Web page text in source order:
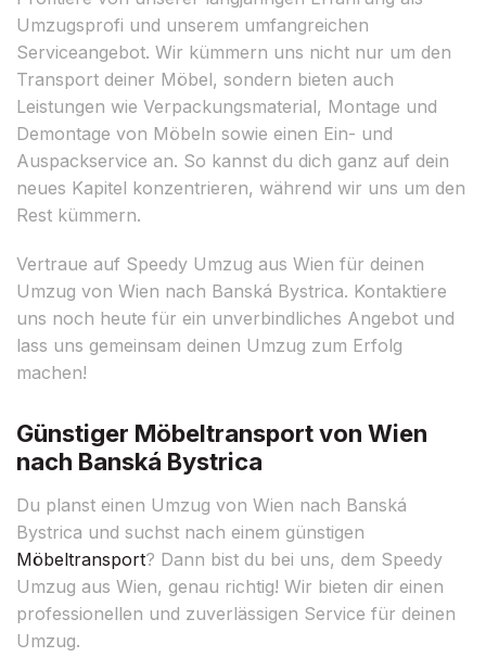
Umzugsprofi und unserem umfangreichen
Serviceangebot. Wir kümmern uns nicht nur um den
Transport deiner Möbel, sondern bieten auch
Leistungen wie Verpackungsmaterial, Montage und
Demontage von Möbeln sowie einen Ein- und
Auspackservice an. So kannst du dich ganz auf dein
neues Kapitel konzentrieren, während wir uns um den
Rest kümmern.
Vertraue auf Speedy Umzug aus Wien für deinen
Umzug von Wien nach Banská Bystrica. Kontaktiere
uns noch heute für ein unverbindliches Angebot und
lass uns gemeinsam deinen Umzug zum Erfolg
machen!
Günstiger Möbeltransport von Wien
nach Banská Bystrica
Du planst einen Umzug von Wien nach Banská
Bystrica und suchst nach einem günstigen
Möbeltransport? Dann bist du bei uns, dem Speedy
Umzug aus Wien, genau richtig! Wir bieten dir einen
professionellen und zuverlässigen Service für deinen
Umzug.